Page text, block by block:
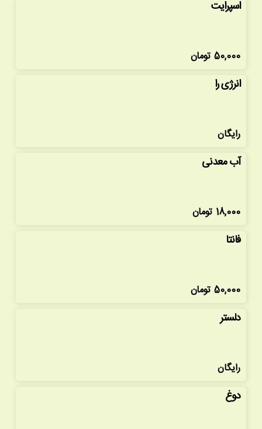
اسپرایت
50,000 تومان
انرژی را
رایگان
آب معدنی
18,000 تومان
فانتا
50,000 تومان
دلستر
رایگان
دوغ